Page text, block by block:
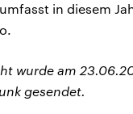
in diesem
wurde am
gesendet.